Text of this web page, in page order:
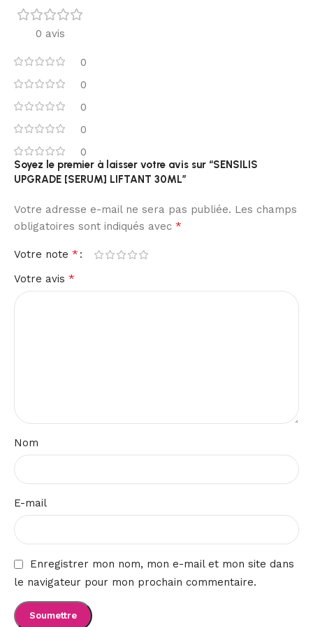
0 avis
0
0
0
0
0
Soyez le premier à laisser votre avis sur “SENSILIS
UPGRADE [SERUM] LIFTANT 30ML”
Votre adresse e-mail ne sera pas publiée. Les champs
obligatoires sont indiqués avec *
Votre note *
Votre avis *
Nom
E-mail
Enregistrer mon nom, mon e-mail et mon site dans
le navigateur pour mon prochain commentaire.